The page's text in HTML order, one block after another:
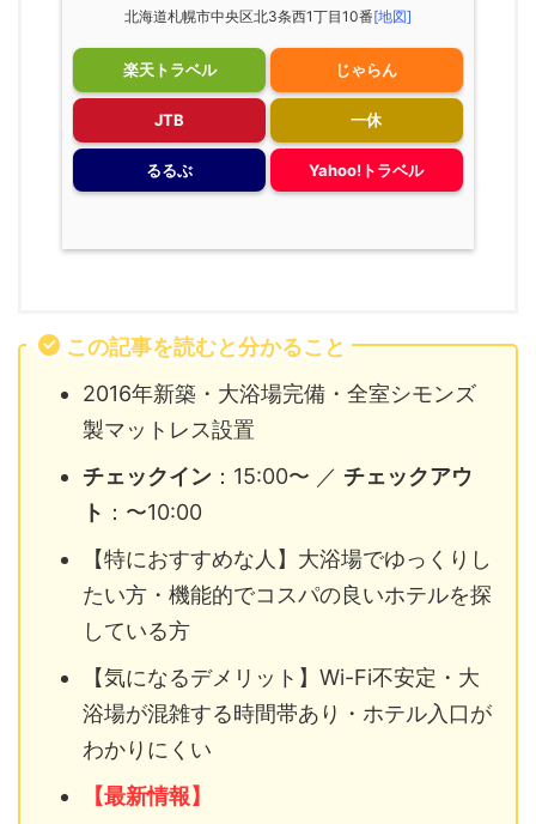
北海道札幌市中央区北3条西1丁目10番[地図]
楽天トラベル じゃらん
JTB 一休
るるぶ Yahoo!トラベル
この記事を読むと分かること
2016年新築・大浴場完備・全室シモンズ
製マットレス設置
チェックイン ：15:00〜 ／ チェックアウ
ト ：〜10:00
【特におすすめな人】大浴場でゆっくりし
たい方・機能的でコスパの良いホテルを探
している方
【気になるデメリット】Wi-Fi不安定・大
浴場が混雑する時間帯あり・ホテル入口が
わかりにくい
【最新情報】